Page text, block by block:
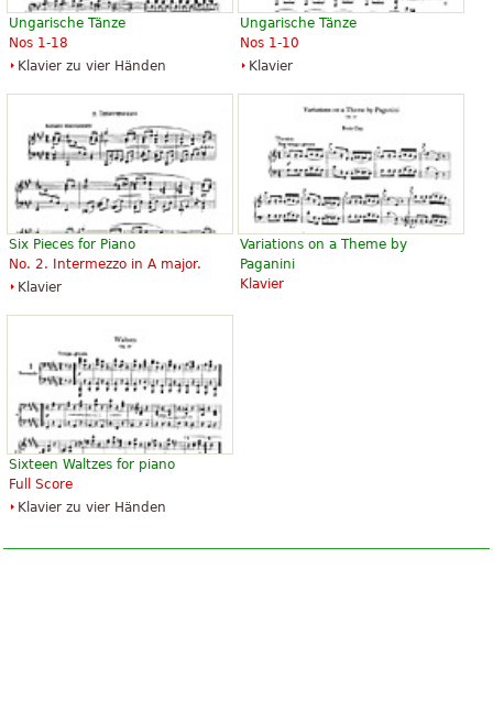
Ungarische Tänze
Nos 1-18
Klavier zu vier Händen
Ungarische Tänze
Nos 1-10
Klavier
Six Pieces for Piano
No. 2. Intermezzo in A major.
Klavier
Variations on a Theme by
Paganini
Klavier
Sixteen Waltzes for piano
Full Score
Klavier zu vier Händen